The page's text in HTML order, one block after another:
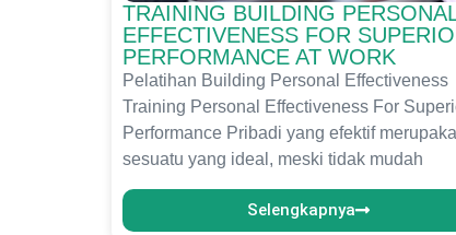
TRAINING BUILDING
EFFECTIVENESS FOR
PERFORMANCE AT WORK
Pelatihan Building Personal Effectiveness
Training Personal Effectiveness For
Performance Pribadi yang efektif
sesuatu yang ideal, meski tidak mudah
Selengkapnya